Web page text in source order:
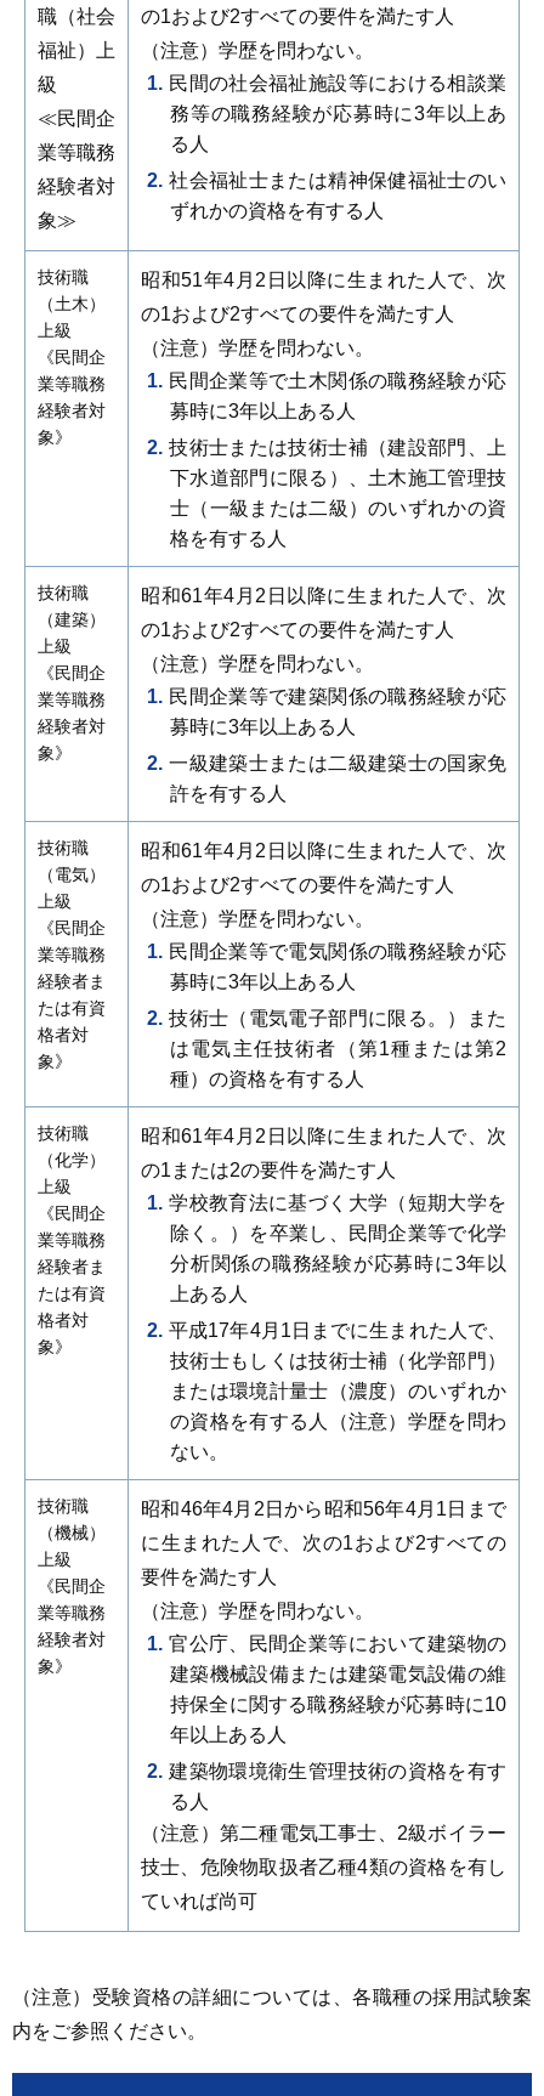
職（社会
福祉）上
級
≪民間企
業等職務
経験者対
象≫
の1および2すべての要件を満たす人
（注意）学歴を問わない。
民間の社会福祉施設等における相談業
務等の職務経験が応募時に3年以上あ
る人
社会福祉士または精神保健福祉士のい
ずれかの資格を有する人
技術職
（土木）
上級
《民間企
業等職務
経験者対
象》
昭和51年4月2日以降に生まれた人で、次
の1および2すべての要件を満たす人
（注意）学歴を問わない。
民間企業等で土木関係の職務経験が応
募時に3年以上ある人
技術士または技術士補（建設部門、上
下水道部門に限る）、土木施工管理技
士（一級または二級）のいずれかの資
格を有する人
技術職
（建築）
上級
《民間企
業等職務
経験者対
象》
昭和61年4月2日以降に生まれた人で、次
の1および2すべての要件を満たす人
（注意）学歴を問わない。
民間企業等で建築関係の職務経験が応
募時に3年以上ある人
一級建築士または二級建築士の国家免
許を有する人
技術職
（電気）
上級
《民間企
業等職務
経験者ま
たは有資
格者対
象》
昭和61年4月2日以降に生まれた人で、次
の1および2すべての要件を満たす人
（注意）学歴を問わない。
民間企業等で電気関係の職務経験が応
募時に3年以上ある人
技術士（電気電子部門に限る。）また
は電気主任技術者（第1種または第2
種）の資格を有する人
技術職
（化学）
上級
《民間企
業等職務
経験者ま
たは有資
格者対
象》
昭和61年4月2日以降に生まれた人で、次
の1または2の要件を満たす人
学校教育法に基づく大学（短期大学を
除く。）を卒業し、民間企業等で化学
分析関係の職務経験が応募時に3年以
上ある人
平成17年4月1日までに生まれた人で、
技術士もしくは技術士補（化学部門）
または環境計量士（濃度）のいずれか
の資格を有する人（注意）学歴を問わ
ない。
技術職
（機械）
上級
《民間企
業等職務
経験者対
象》
昭和46年4月2日から昭和56年4月1日まで
に生まれた人で、次の1および2すべての
要件を満たす人
（注意）学歴を問わない。
官公庁、民間企業等において建築物の
建築機械設備または建築電気設備の維
持保全に関する職務経験が応募時に10
年以上ある人
建築物環境衛生管理技術の資格を有す
る人
（注意）第二種電気工事士、2級ボイラー
技士、危険物取扱者乙種4類の資格を有し
ていれば尚可
（注意）受験資格の詳細については、各職種の採用試験案
内をご参照ください。